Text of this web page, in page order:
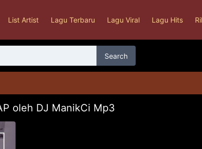
List Artist Lagu Terbaru Lagu Viral Lagu Hits
Search
oleh DJ ManikCi Mp3